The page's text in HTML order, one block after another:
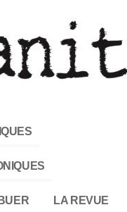
LA REVUE